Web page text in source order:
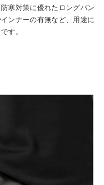
寒対策に優れたロングパン
ンナーの有無など、用途に
す。